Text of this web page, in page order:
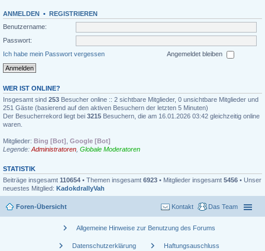
ANMELDEN • REGISTRIEREN
Benutzername:
Passwort:
Ich habe mein Passwort vergessen
Angemeldet bleiben
WER IST ONLINE?
Insgesamt sind 253 Besucher online :: 2 sichtbare Mitglieder, 0 unsichtbare Mitglieder und
251 Gäste (basierend auf den aktiven Besuchern der letzten 5 Minuten)
Der Besucherrekord liegt bei 3215 Besuchern, die am 16.01.2026 03:42 gleichzeitig online
waren.
Mitglieder: Bing [Bot] Google [Bot]
Legende: Administratoren Globale Moderatoren
STATISTIK
Beiträge insgesamt 110654 • Themen insgesamt 6923 • Mitglieder insgesamt 5456 • Unser
neuestes Mitglied: KadokdrallyVah
Foren-Übersicht Das Team
Kontakt
chevron_right Allgemeine Hinweise zur Benutzung des Forums
chevron_right Datenschutzerklärung chevron_right Haftungsauschluss